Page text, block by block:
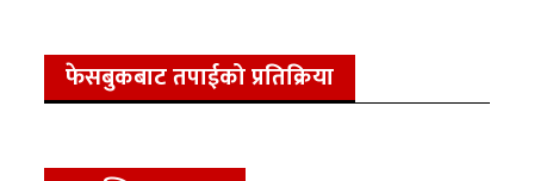
फेसबुकबाट तपाईको प्रतिक्रिया